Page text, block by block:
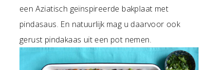
een Aziatisch geïnspireerde bakplaat met
pindasaus. En natuurlijk mag u daarvoor ook
gerust pindakaas uit een pot nemen.